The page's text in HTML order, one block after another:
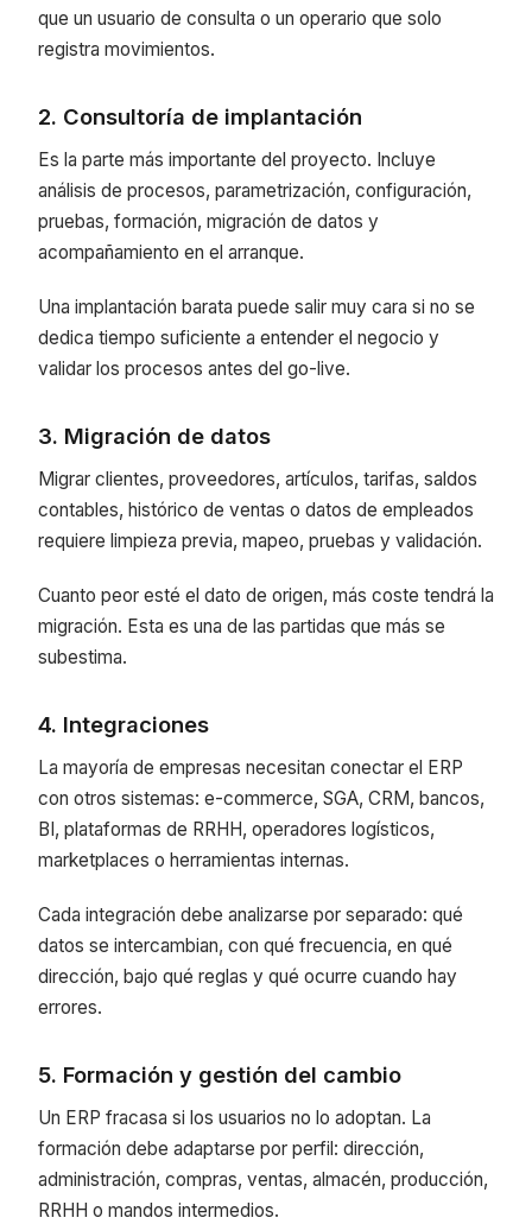
que un usuario de consulta o un operario que solo
registra movimientos.
2. Consultoría de implantación
Es la parte más importante del proyecto. Incluye
análisis de procesos, parametrización, configuración,
pruebas, formación, migración de datos y
acompañamiento en el arranque.
Una implantación barata puede salir muy cara si no se
dedica tiempo suficiente a entender el negocio y
validar los procesos antes del go-live.
3. Migración de datos
Migrar clientes, proveedores, artículos, tarifas, saldos
contables, histórico de ventas o datos de empleados
requiere limpieza previa, mapeo, pruebas y validación.
Cuanto peor esté el dato de origen, más coste tendrá la
migración. Esta es una de las partidas que más se
subestima.
4. Integraciones
La mayoría de empresas necesitan conectar el ERP
con otros sistemas: e-commerce, SGA, CRM, bancos,
BI, plataformas de RRHH, operadores logísticos,
marketplaces o herramientas internas.
Cada integración debe analizarse por separado: qué
datos se intercambian, con qué frecuencia, en qué
dirección, bajo qué reglas y qué ocurre cuando hay
errores.
5. Formación y gestión del cambio
Un ERP fracasa si los usuarios no lo adoptan. La
formación debe adaptarse por perfil: dirección,
administración, compras, ventas, almacén, producción,
RRHH o mandos intermedios.